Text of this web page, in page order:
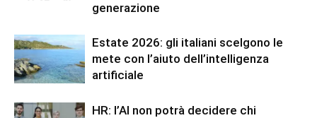
generazione
Estate 2026: gli italiani scelgono le
mete con l’aiuto dell’intelligenza
artificiale
HR: l’AI non potrà decidere chi